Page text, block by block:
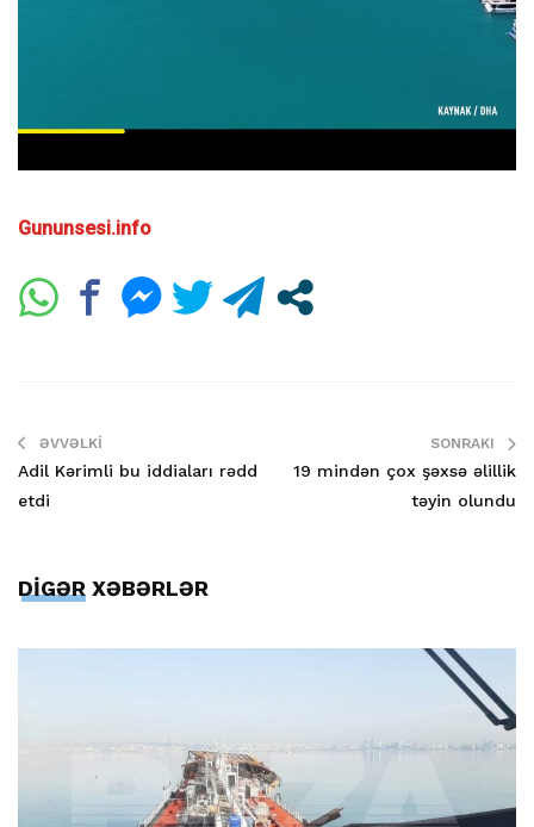
Gununsesi.info
ƏVVƏLKI
Adil Kərimli bu iddiaları rədd
etdi
SONRAKI
19 mindən çox şəxsə əlillik
təyin olundu
DİGƏR XƏBƏRLƏR